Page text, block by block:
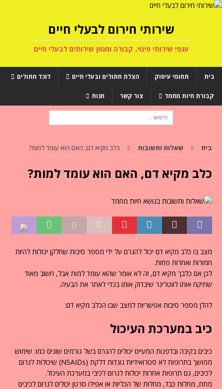
שירותי חירום לבעלי חיים
ענפי שירותי פינוי, קבורה ומגוון שירותים לבעלי חיים
בית תחומי עיסוק הצלת חתולים ובעלי חיים לוכד חתולים
קבורת חיות מחמד צור קשר חנות
בית שאלות ותשובות כלב מקיא דם, האם הוא עומד למות?
כלב מקיא דם, האם הוא עומד למות?
מצב בו כלב מקיא דם יכול להגרם על ידי מספר סיבות שחלקן יכולות להיות
חמורות ואחרות פחות.
לכן אם כלבך מקיא דם, זה לא אומר שהוא עומד למות אבל, חשוב מאוד
שתיקח אותו לווטרינר שיבדוק אותו בכדי לאתר את הבעיה.
להלן מספר סיבות אפשריות למצב שבו הכלב מקיא דם:
כיב במערכת העיכול
כיבים בקיבה ובדפנות המעיים יכולים להגרם בשל גורמים שונים כמו: שימוש
ממושך בתרופות לא סטרואידיות נוגדות דלקת (NSAIDs) שיכולות לגרום
לכיבים, גם תרופות אחרות יכולות לגרום לכיבי במערכת העיכול.
מתח, מחלות כבד, מחלות של הכליות או אפילו סרטן יכולים לגרום לכיבים